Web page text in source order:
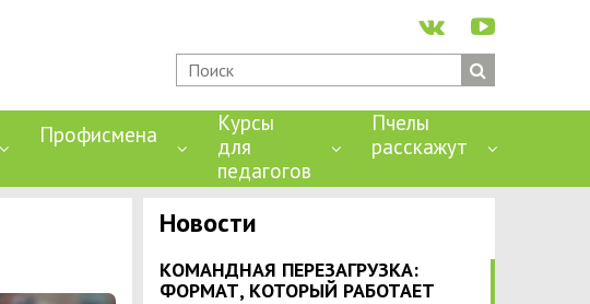
Профисмена
Курсы
для
педагогов
Пчелы
расскажут
Новости
КОМАНДНАЯ ПЕРЕЗАГРУЗКА:
ФОРМАТ, КОТОРЫЙ РАБОТАЕТ